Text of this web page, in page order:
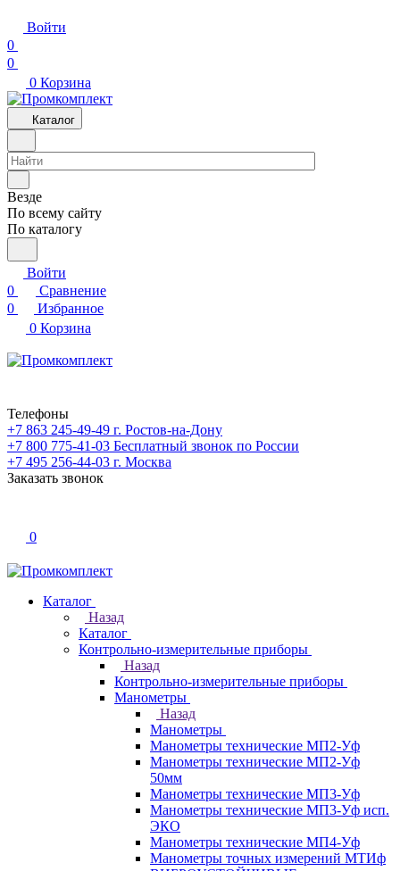
Войти
0
0
0 Корзина
Каталог
Везде
По всему сайту
По каталогу
Войти
0
Сравнение
0
Избранное
0 Корзина
Телефоны
+7 863 245-49-49 г. Ростов-на-Дону
+7 800 775-41-03 Бесплатный звонок по России
+7 495 256-44-03 г. Москва
Заказать звонок
0
Каталог
Назад
Каталог
Контрольно-измерительные приборы
Назад
Контрольно-измерительные приборы
Манометры
Назад
Манометры
Манометры технические МП2-Уф
Манометры технические МП2-Уф
50мм
Манометры технические МП3-Уф
Манометры технические МП3-Уф исп.
ЭКО
Манометры технические МП4-Уф
Манометры точных измерений МТИф